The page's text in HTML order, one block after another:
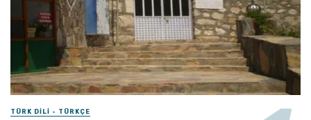
TÜRK DILI - TÜRKÇE